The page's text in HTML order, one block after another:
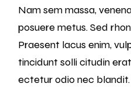
Nam sem massa,
posuere metus. Sed
Praesent lacus enim,
tincidunt solli citudin
ectetur odio nec